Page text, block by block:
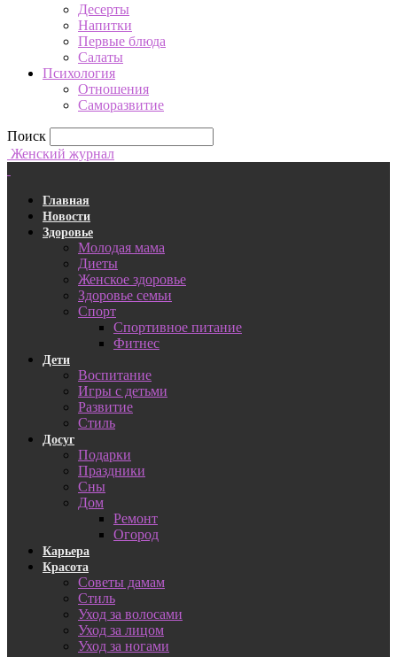
Десерты
Напитки
Первые блюда
Салаты
Психология
Отношения
Саморазвитие
Поиск
Женский журнал
Главная
Новости
Здоровье
Молодая мама
Диеты
Женское здоровье
Здоровье семьи
Спорт
Спортивное питание
Фитнес
Дети
Воспитание
Игры с детьми
Развитие
Стиль
Досуг
Подарки
Праздники
Сны
Дом
Ремонт
Огород
Карьера
Красота
Советы дамам
Стиль
Уход за волосами
Уход за лицом
Уход за ногами